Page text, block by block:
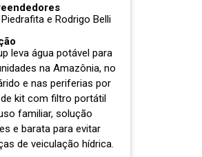
e Rodrigo Belli
leva água potável para
na Amazônia, no
e nas periferias por
kit com filtro portátil
familiar, solução
e barata para evitar
de veiculação hídrica.